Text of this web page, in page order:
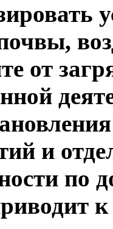
от
и
по